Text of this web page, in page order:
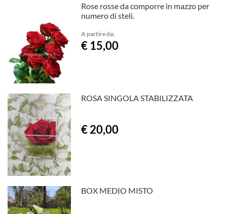
Rose rosse da comporre in mazzo per
numero di steli.
A partire da:
€ 15,00
ROSA SINGOLA STABILIZZATA
€ 20,00
BOX MEDIO MISTO